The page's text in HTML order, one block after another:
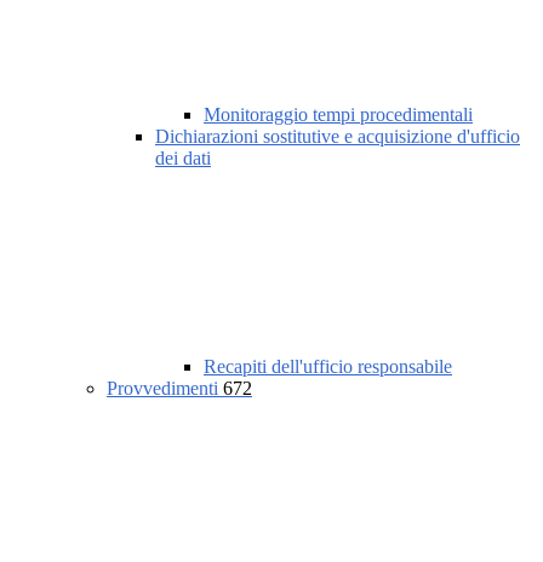
Monitoraggio tempi procedimentali
Dichiarazioni sostitutive e acquisizione d'ufficio
dei dati
Recapiti dell'ufficio responsabile
Provvedimenti 672